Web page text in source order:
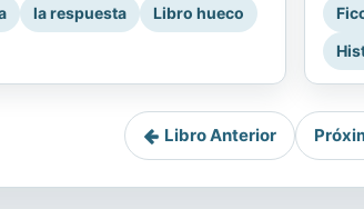
la respuesta Libro hueco
Libro Anterior